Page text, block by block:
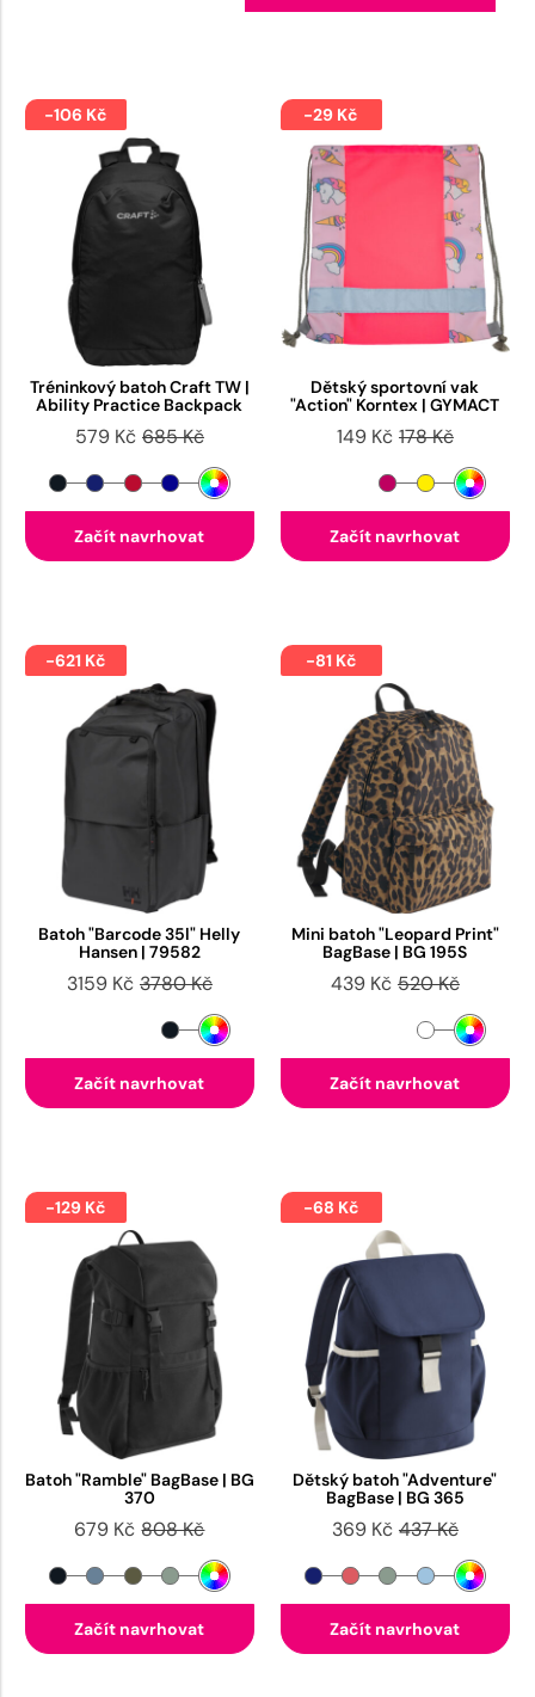
-106 Kč
Tréninkový batoh Craft TW |
Ability Practice Backpack
579 Kč 685 Kč
Začít navrhovat
-29 Kč
Dětský sportovní vak
"Action" Korntex | GYMACT
149 Kč 178 Kč
Začít navrhovat
-621 Kč
Batoh "Barcode 35l" Helly
Hansen | 79582
3159 Kč 3780 Kč
Začít navrhovat
-81 Kč
Mini batoh "Leopard Print"
BagBase | BG 195S
439 Kč 520 Kč
Začít navrhovat
-129 Kč
Batoh "Ramble" BagBase | BG
370
679 Kč 808 Kč
Začít navrhovat
-68 Kč
Dětský batoh "Adventure"
BagBase | BG 365
369 Kč 437 Kč
Začít navrhovat